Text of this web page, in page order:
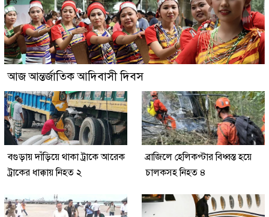
আজ আন্তর্জাতিক আদিবাসী দিবস
বগুড়ায় দাঁড়িয়ে থাকা ট্রাকে আরেক
ট্রাকের ধাক্কায় নিহত ২
ব্রাজিলে হেলিকপ্টার বিধ্বস্ত হয়ে
চালকসহ নিহত ৪